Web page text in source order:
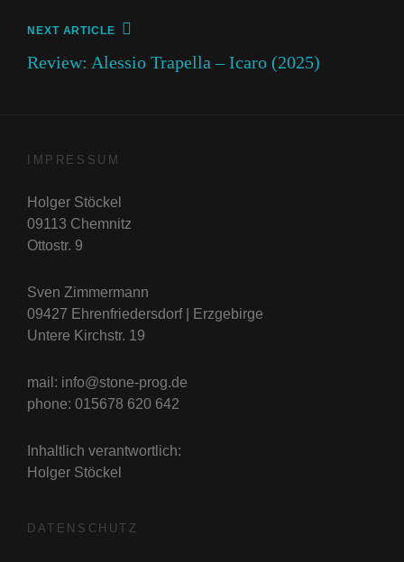
Next
NEXT ARTICLE
Review: Alessio Trapella – Icaro (2025)
IMPRESSUM
Holger Stöckel
09113 Chemnitz
Ottostr. 9
Sven Zimmermann
09427 Ehrenfriedersdorf | Erzgebirge
Untere Kirchstr. 19
mail: info@stone-prog.de
phone: 015678 620 642
Inhaltlich verantwortlich:
Holger Stöckel
DATENSCHUTZ